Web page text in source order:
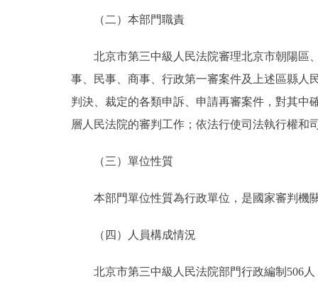
便民服務
仲介服務
政民互動
（二）本部門職責
北京市第三中級人民法院審理北京市朝陽區、
事、民事、商事、行政第一審案件及上述區縣人
判決、裁定的各類申訴、申請再審案件，對其中
層人民法院的審判工作；依法行使司法執行權
（三）單位性質
本部門單位性質為行政單位，是國家審判機
（四）人員構成情況
北京市第三中級人民法院部門行政編制506人